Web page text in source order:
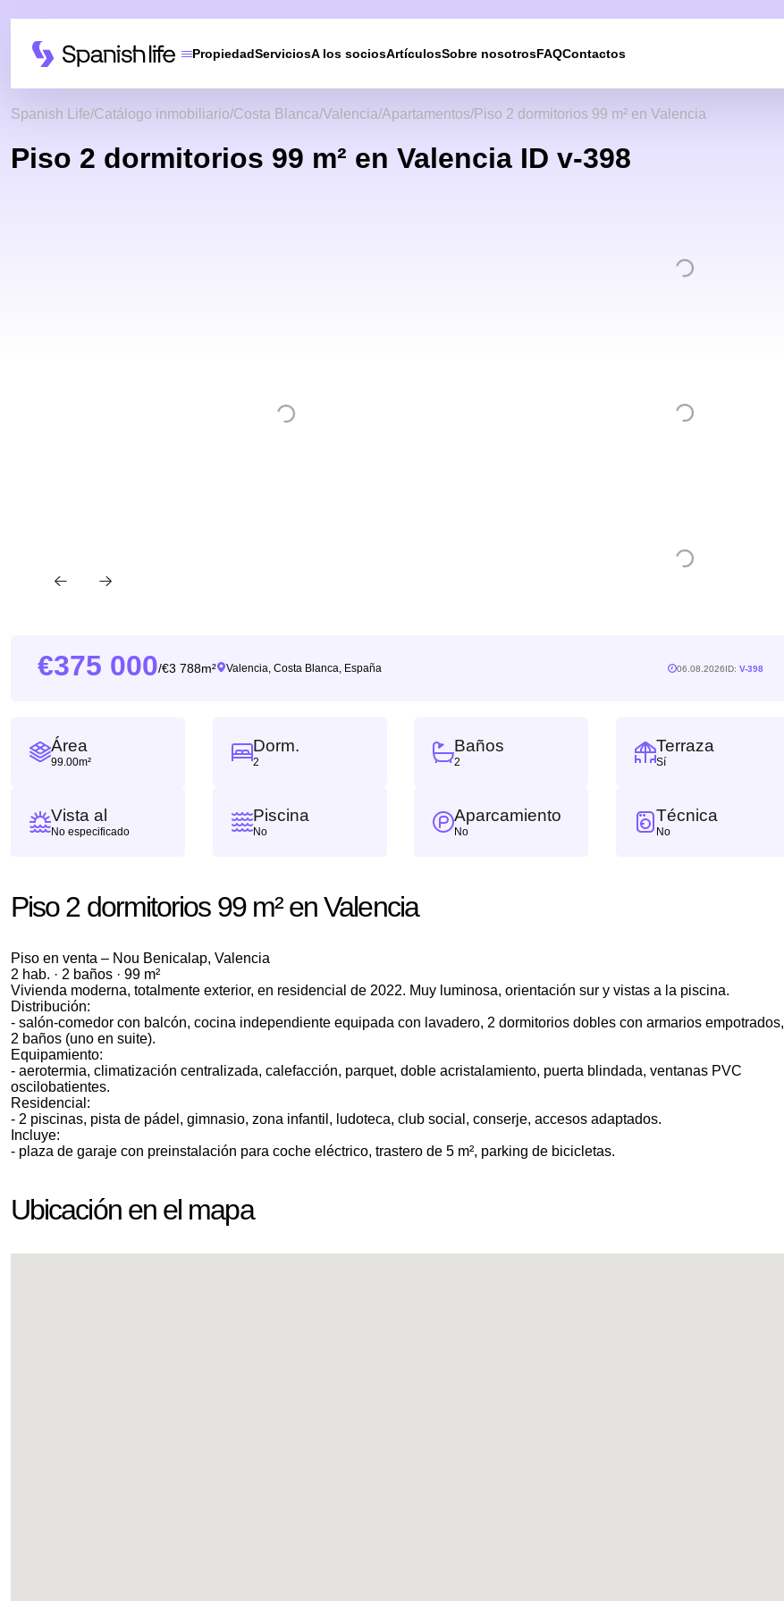
PropiedadServiciosA los sociosArtículosSobre nosotrosFAQContactos
Spanish Life Catálogo inmobiliario Costa Blanca Valencia Apartamentos Piso 2 dormitorios 99 m² en Valencia
Piso 2 dormitorios 99 m² en Valencia ID v-398
375 000/ 3 788m² Valencia, Costa Blanca, España 06.08.2026ID: V-398
Área
99.00m²
Dorm.
2
Baños
2
Terraza
Sí
Vista al
No especificado
Piscina
No
Aparcamiento
No
Técnica
No
Piso 2 dormitorios 99 m² en Valencia
Piso en venta – Nou Benicalap, Valencia
2 hab. · 2 baños · 99 m²
Vivienda moderna, totalmente exterior, en residencial de 2022. Muy luminosa, orientación sur y vistas a la piscina.
Distribución:
- salón-comedor con balcón, cocina independiente equipada con lavadero, 2 dormitorios dobles con armarios empotrados,
2 baños (uno en suite).
Equipamiento:
- aerotermia, climatización centralizada, calefacción, parquet, doble acristalamiento, puerta blindada, ventanas PVC
oscilobatientes.
Residencial:
- 2 piscinas, pista de pádel, gimnasio, zona infantil, ludoteca, club social, conserje, accesos adaptados.
Incluye:
- plaza de garaje con preinstalación para coche eléctrico, trastero de 5 m², parking de bicicletas.
Ubicación en el mapa